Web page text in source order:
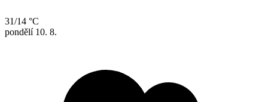
31/14 °C
pondělí 10. 8.